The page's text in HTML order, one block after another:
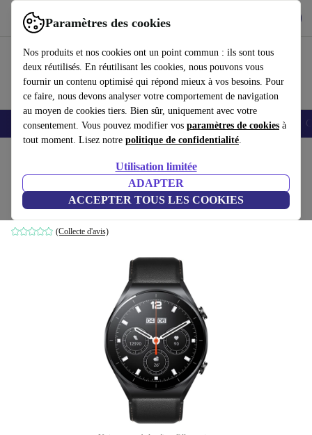
Paramètres des cookies
Nos produits et nos cookies ont un point commun : ils sont tous
deux réutilisés. En réutilisant les cookies, nous pouvons vous
fournir un contenu optimisé qui répond mieux à vos besoins. Pour
ce faire, nous devons analyser votre comportement de navigation
au moyen de cookies tiers. Bien sûr, uniquement avec votre
consentement. Vous pouvez modifier vos paramètres de cookies à
tout moment. Lisez notre politique de confidentialité.
Utilisation limitée
ADAPTER
ACCEPTER TOUS LES COOKIES
Utilisez refurbed rapidement et facilement
Smartphones Laptops Tablettes Montres connectées Accessoires
Xiaomi Watch S1 (2021)
Acier inoxydable | marron
(Collecte d'avis)